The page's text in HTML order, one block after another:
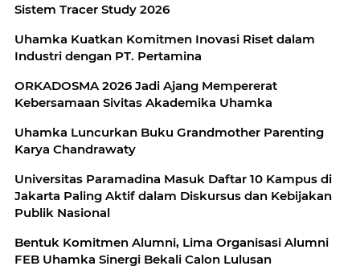
Sistem Tracer Study 2026
Uhamka Kuatkan Komitmen Inovasi Riset dalam
Industri dengan PT. Pertamina
ORKADOSMA 2026 Jadi Ajang Mempererat
Kebersamaan Sivitas Akademika Uhamka
Uhamka Luncurkan Buku Grandmother Parenting
Karya Chandrawaty
Universitas Paramadina Masuk Daftar 10 Kampus di
Jakarta Paling Aktif dalam Diskursus dan Kebijakan
Publik Nasional
Bentuk Komitmen Alumni, Lima Organisasi Alumni
FEB Uhamka Sinergi Bekali Calon Lulusan